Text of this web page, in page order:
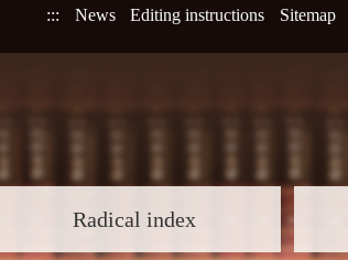
::: News Editing instructions Sitemap
Radical index